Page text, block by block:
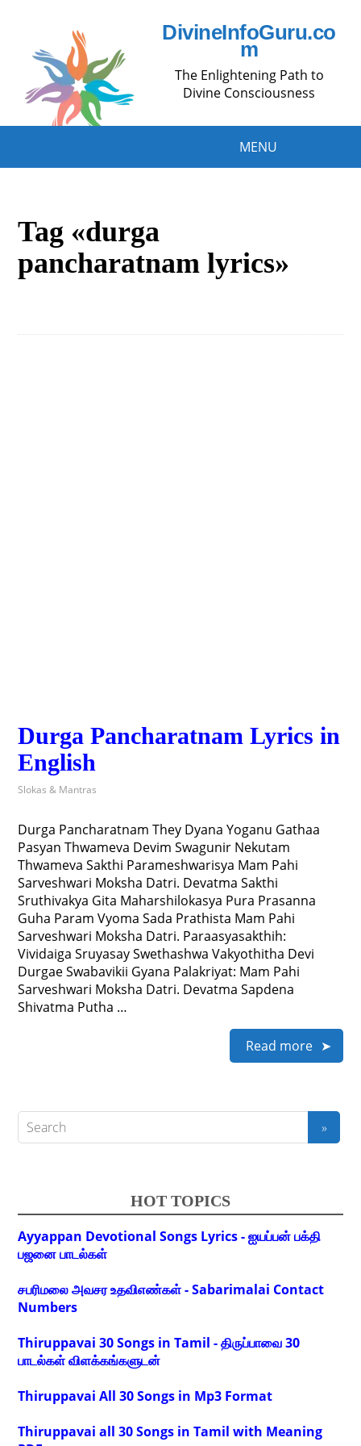
DivineInfoGuru.co
m
The Enlightening Path to
Divine Consciousness
MENU
Tag «durga
pancharatnam lyrics»
Durga Pancharatnam Lyrics in
English
Slokas & Mantras
Durga Pancharatnam They Dyana Yoganu Gathaa
Pasyan Thwameva Devim Swagunir Nekutam
Thwameva Sakthi Parameshwarisya Mam Pahi
Sarveshwari Moksha Datri. Devatma Sakthi
Sruthivakya Gita Maharshilokasya Pura Prasanna
Guha Param Vyoma Sada Prathista Mam Pahi
Sarveshwari Moksha Datri. Paraasyasakthih:
Vividaiga Sruyasay Swethashwa Vakyothitha Devi
Durgae Swabavikii Gyana Palakriyat: Mam Pahi
Sarveshwari Moksha Datri. Devatma Sapdena
Shivatma Putha …
Read more
HOT TOPICS
Ayyappan Devotional Songs Lyrics - ஐயப்பன் பக்தி
பஜனை பாடல்கள்
சபரிமலை அவசர உதவிஎண்கள் - Sabarimalai Contact
Numbers
Thiruppavai 30 Songs in Tamil - திருப்பாவை 30
பாடல்கள் விளக்கங்களுடன்
Thiruppavai All 30 Songs in Mp3 Format
Thiruppavai all 30 Songs in Tamil with Meaning